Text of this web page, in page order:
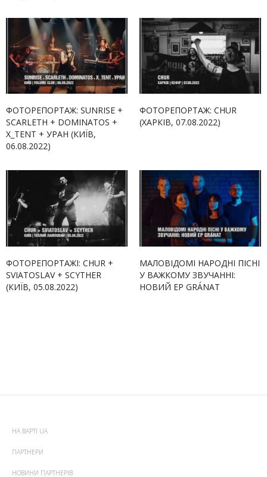
ФОТОРЕПОРТАЖ: SUNRISE +
SCARLETH + DOMINATOS +
X_TENT + УРАН (КИЇВ,
06.08.2022)
ФОТОРЕПОРТАЖ: CHUR
(ХАРКІВ, 07.08.2022)
ФОТОРЕПОРТАЖІ: CHUR +
SVIATOSLAV + SCYTHER
(КИЇВ, 05.08.2022)
МАЛОВІДОМІ НАРОДНІ ПІСНІ
У ВАЖКОМУ ЗВУЧАННІ:
НОВИЙ EP GRÁNAT
НА ВАРТІ UA
ПАРТНЕРИ
НОВИНИ ПАРТНЕРІВ